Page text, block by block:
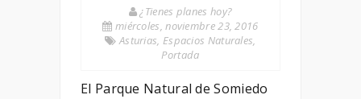
¿Tienes planes hoy?
miércoles, noviembre 23, 2016
Asturias, Espacios Naturales,
Portada
El Parque Natural de Somiedo